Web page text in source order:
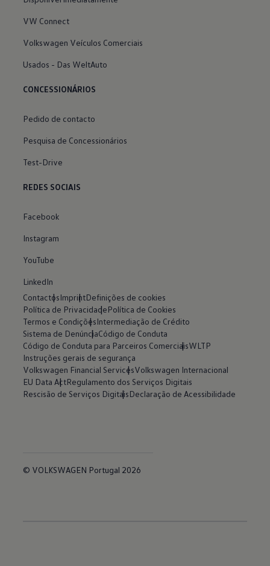
VW Connect
Volkswagen Veículos Comerciais
Usados - Das WeltAuto
CONCESSIONÁRIOS
Pedido de contacto
Pesquisa de Concessionários
Test-Drive
REDES SOCIAIS
Facebook
Instagram
YouTube
LinkedIn
ContactosImprintDefinições de cookies
Política de PrivacidadePolítica de Cookies
Termos e CondiçõesIntermediação de Crédito
Sistema de DenúnciaCódigo de Conduta
Código de Conduta para Parceiros ComerciaisWLTP
Instruções gerais de segurança
Volkswagen Financial ServicesVolkswagen Internacional
EU Data ActRegulamento dos Serviços Digitais
Rescisão de Serviços DigitaisDeclaração de Acessibilidade
© VOLKSWAGEN Portugal 2026